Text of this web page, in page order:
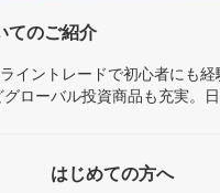
てのご紹介
イントレードで初心者にも
ローバル投資商品も充実。
はじめての方へ